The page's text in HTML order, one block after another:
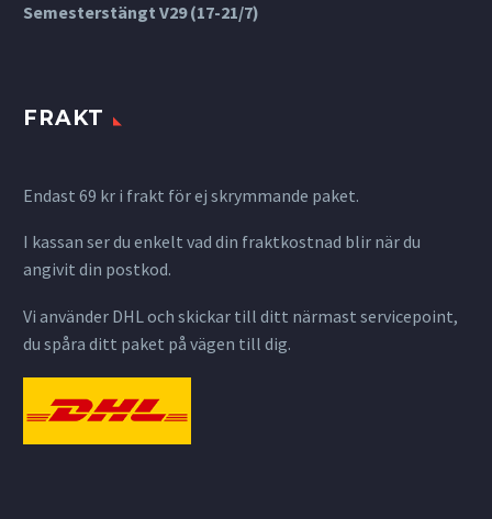
Semesterstängt V29 (17-21/7)
FRAKT
Endast 69 kr i frakt för ej skrymmande paket.
I kassan ser du enkelt vad din fraktkostnad blir när du
angivit din postkod.
Vi använder DHL och skickar till ditt närmast servicepoint,
du spåra ditt paket på vägen till dig.